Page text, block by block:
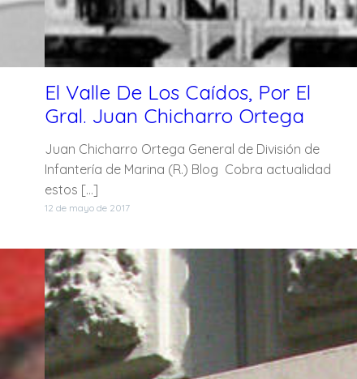
El Valle De Los Caídos, Por El
Gral. Juan Chicharro Ortega
Juan Chicharro Ortega General de División de
Infantería de Marina (R.) Blog Cobra actualidad
estos […]
12 de mayo de 2017